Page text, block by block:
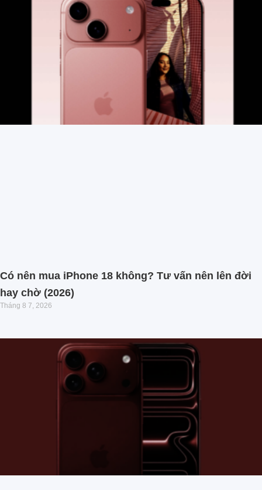
Có nên mua iPhone 18 không? Tư vấn nên lên đời
hay chờ (2026)
Tháng 8 7, 2026